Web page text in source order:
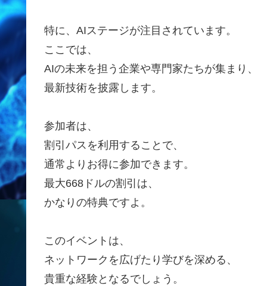
特に、AIステージが注目されています。
ここでは、
AIの未来を担う企業や専門家たちが集まり、
最新技術を披露します。
参加者は、
割引パスを利用することで、
通常よりお得に参加できます。
最大668ドルの割引は、
かなりの特典ですよ。
このイベントは、
ネットワークを広げたり学びを深める、
貴重な経験となるでしょう。